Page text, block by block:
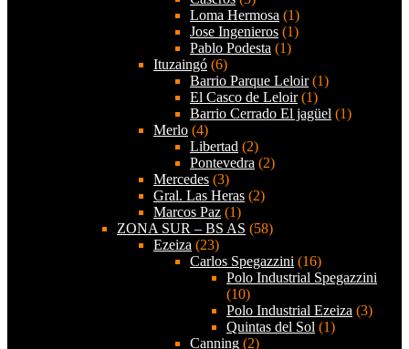
Loma Hermosa (1)
Jose Ingenieros (1)
Pablo Podesta (1)
Ituzaingó (6)
Barrio Parque Leloir(1)
El Casco de Leloir(1)
Barrio Cerrado El jagüel (1)
Merlo (4)
Libertad (2)
Pontevedra (2)
Mercedes (3)
Gral. Las Heras (2)
Marcos Paz (1)
ZONA SUR – BS AS (58)
Ezeiza (23)
Carlos Spegazzini (16)
Polo Industrial Spegazzini
(10)
Polo Industrial Ezeiza (3)
Quintas del Sol (1)
Canning (2)